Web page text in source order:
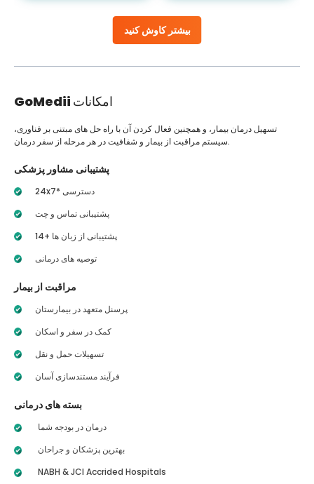
بیشتر کاوش کنید
GoMedii امکانات
تسهیل درمان بیمار، و همچنین فعال کردن آن با راه حل های مبتنی بر فناوری،
سیستم مراقبت از بیمار و شفافیت در هر مرحله از سفر درمان.
پشتیبانی مشاور پزشکی
24x7* دسترسی
پشتیبانی تماس و چت
14+ پشتیبانی از زبان ها
توصیه های درمانی
مراقبت از بیمار
پرسنل متعهد در بیمارستان
کمک در سفر و اسکان
تسهیلات حمل و نقل
فرآیند مستندسازی آسان
بسته های درمانی
درمان در بودجه شما
بهترین پزشکان و جراحان
NABH & JCI Accrided Hospitals